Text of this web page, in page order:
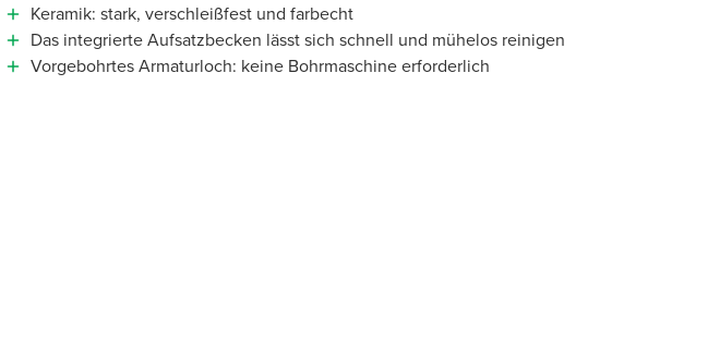
Keramik: stark, verschleißfest und farbecht
Das integrierte Aufsatzbecken lässt sich schnell und mühelos reinigen
Vorgebohrtes Armaturloch: keine Bohrmaschine erforderlich